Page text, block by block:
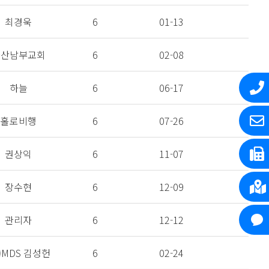
최경욱 6 01-13
남부교회 6 02-08
하늘 6 06-17
홀로비행 6 07-26
권상익 6 11-07
장수현 6 12-09
관리자 6 12-12
김성헌 6 02-24